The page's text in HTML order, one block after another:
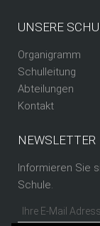
UNSERE
Organigramm
Schulleitung
Abteilungen
Kontakt
NEWSLETTER
Informieren Sie
Schule.